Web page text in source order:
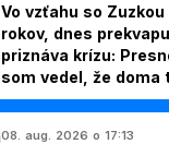
Vo vzťahu so
rokov, dnes
priznáva krízu:
som vedel, že doma
hovorí Milan Ondrík
08. aug. 2026 o 17:13